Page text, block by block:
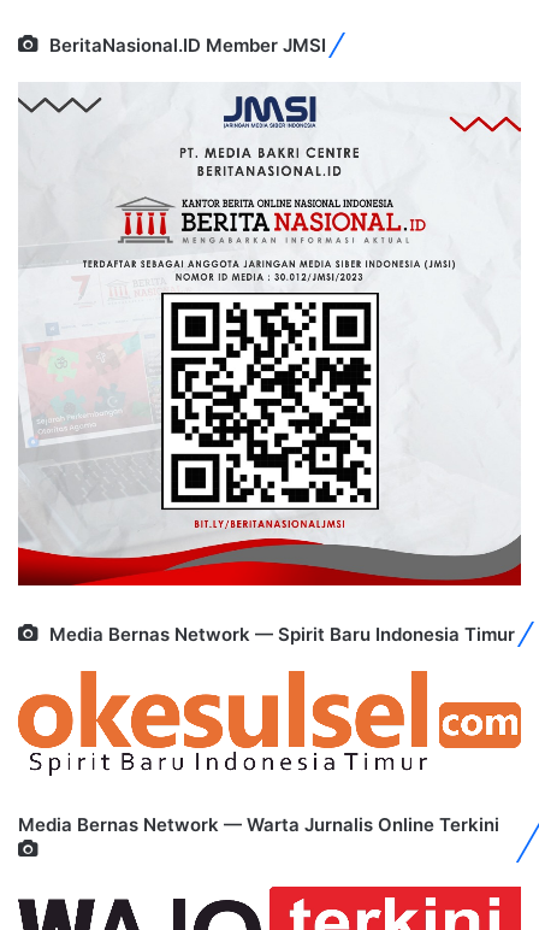
BeritaNasional.ID Member JMSI
Media Bernas Network — Spirit Baru Indonesia Timur
Media Bernas Network — Warta Jurnalis Online Terkini